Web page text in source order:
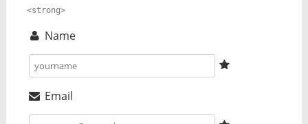
<strong>
Name
Email